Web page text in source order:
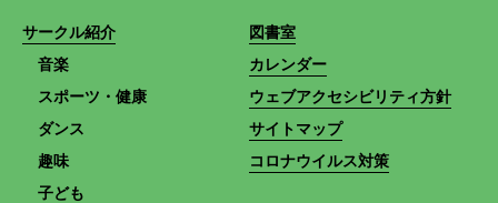
サークル紹介
音楽
スポーツ・健康
ダンス
趣味
子ども
図書室
カレンダー
ウェブアクセシビリティ方針
サイトマップ
コロナウイルス対策